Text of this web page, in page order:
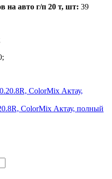
на авто г/п 20 т, шт: 39
ColorMix Актау, полный